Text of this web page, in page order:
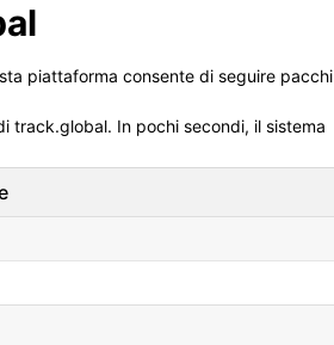
piattaforma consente di seguire pacchi
track.global. In pochi secondi, il sistema